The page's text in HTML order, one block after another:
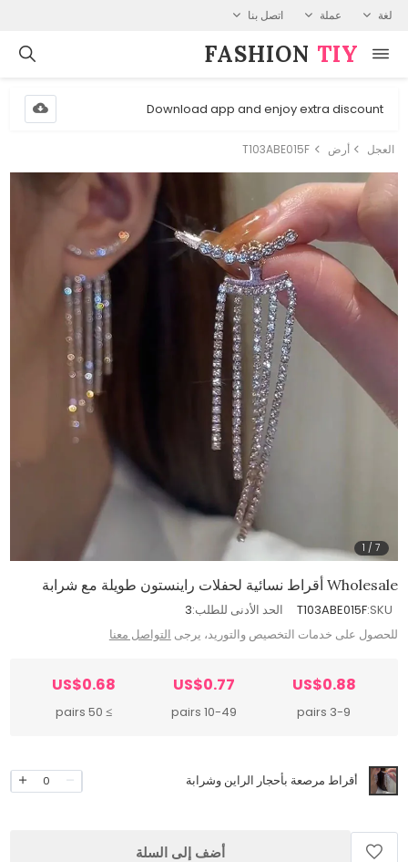
لغة عملة اتصل بنا
FASHION⁠ TIY
Download app and enjoy extra discount
العجل أرض T103ABE015F
1 /7
Wholesale أقراط نسائية لحفلات راينستون طويلة مع شرابة
SKU:
T103ABE015F الحد الأدنى للطلب:3
للحصول على خدمات التخصيص والتوريد، يرجى التواصل معنا
US$0.88
3-9 pairs
US$0.77
10-49 pairs
US$0.68
≥ 50 pairs
أقراط مرصعة بأحجار الراين وشرابة 0
أضف إلى السلة